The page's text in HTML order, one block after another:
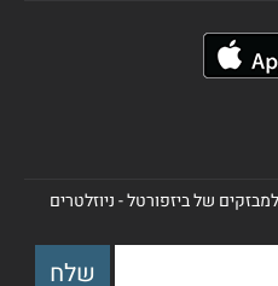
של ביזפורטל - ניוזלטרים